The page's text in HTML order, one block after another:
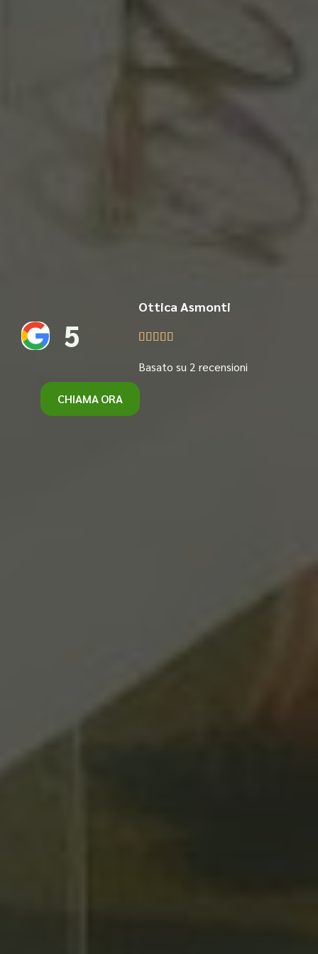
5
Ottica Asmonti
    
Basato su 2 recensioni
CHIAMA ORA